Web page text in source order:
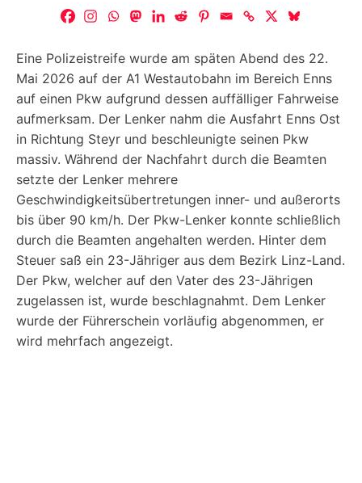
Eine Polizeistreife wurde am späten Abend des 22.
Mai 2026 auf der A1 Westautobahn im Bereich Enns
auf einen Pkw aufgrund dessen auffälliger Fahrweise
aufmerksam. Der Lenker nahm die Ausfahrt Enns Ost
in Richtung Steyr und beschleunigte seinen Pkw
massiv. Während der Nachfahrt durch die Beamten
setzte der Lenker mehrere
Geschwindigkeitsübertretungen inner- und außerorts
bis über 90 km/h. Der Pkw-Lenker konnte schließlich
durch die Beamten angehalten werden. Hinter dem
Steuer saß ein 23-Jähriger aus dem Bezirk Linz-Land.
Der Pkw, welcher auf den Vater des 23-Jährigen
zugelassen ist, wurde beschlagnahmt. Dem Lenker
wurde der Führerschein vorläufig abgenommen, er
wird mehrfach angezeigt.